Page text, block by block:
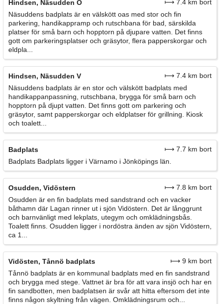
Hindsen, Näsudden Ö
⟼ 7.4 km bort
Näsuddens badplats är en välskött oas med stor och fin
parkering, handikappramp och rutschbana för bad, särskilda
platser för små barn och hopptorn på djupare vatten. Det finns
gott om parkeringsplatser och gräsytor, flera papperskorgar och
eldpla...
Hindsen, Näsudden V
⟼ 7.4 km bort
Näsuddens badplats är en stor och välskött badplats med
handikappanpassning, rutschbana, brygga för små barn och
hopptorn på djupt vatten. Det finns gott om parkering och
gräsytor, samt papperskorgar och eldplatser för grillning. Kiosk
och toalett...
Badplats
⟼ 7.7 km bort
Badplats Badplats ligger i Värnamo i Jönköpings län.
Osudden, Vidöstern
⟼ 7.8 km bort
Osudden är en fin badplats med sandstrand och en vacker
båthamn där Lagan rinner ut i sjön Vidöstern. Det är långgrunt
och barnvänligt med lekplats, utegym och omklädningsbås.
Toalett finns. Osudden ligger i nordöstra änden av sjön Vidöstern,
ca 1...
Vidösten, Tånnö badplats
⟼ 9 km bort
Tånnö badplats är en kommunal badplats med en fin sandstrand
och brygga med stege. Vattnet är bra för att vara insjö och har en
fin sandbotten, men badplatsen är svår att hitta eftersom det inte
finns någon skyltning från vägen. Omklädningsrum och...